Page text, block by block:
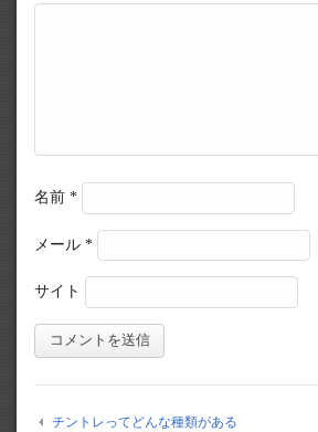
名前 *
メール *
サイト
チントレってどんな種類がある